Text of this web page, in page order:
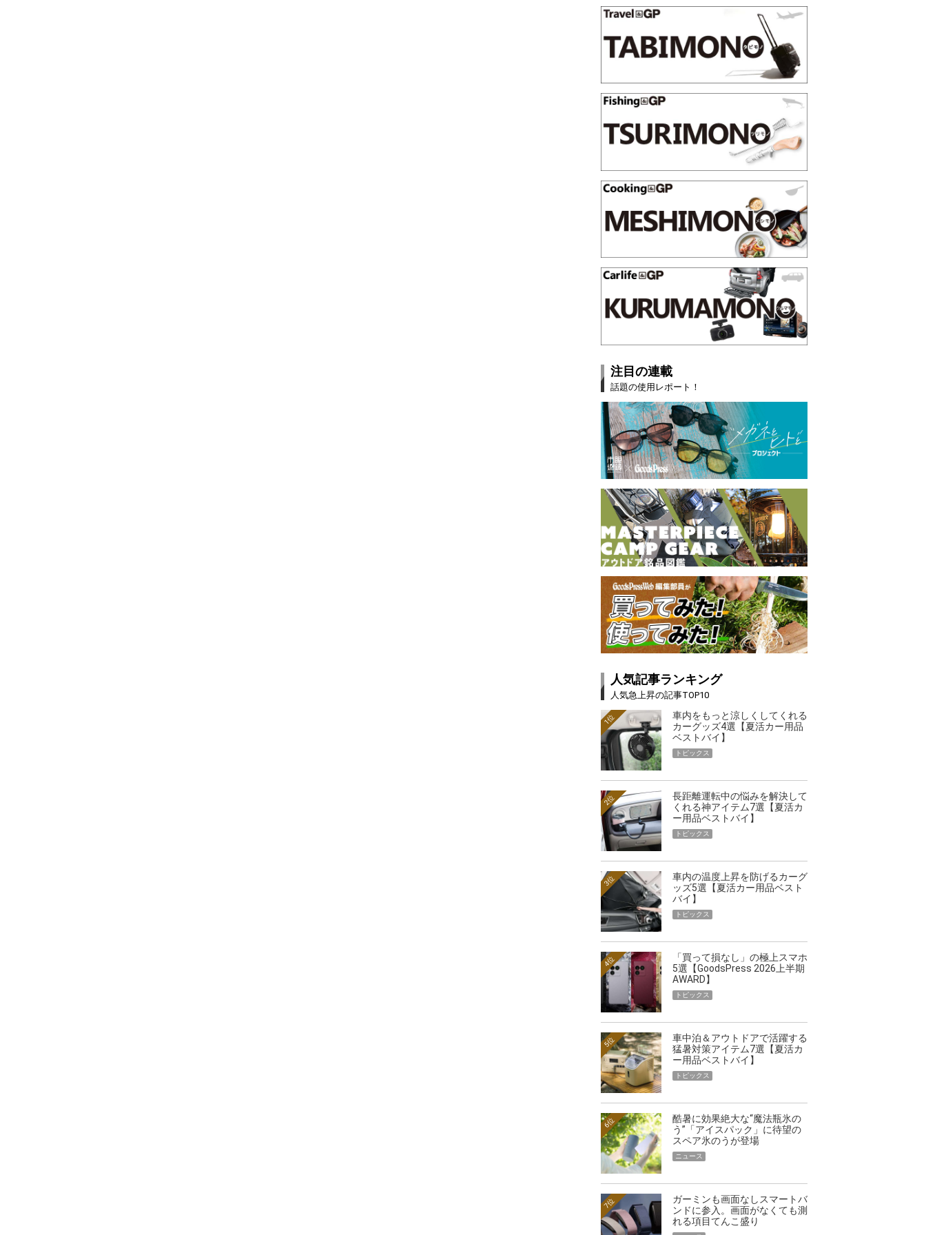
注目の連載
話題の使用レポート！
人気記事ランキング
人気急上昇の記事TOP10
車内をもっと涼しくしてくれる
カーグッズ4選【夏活カー用品
ベストバイ】
1位
トピックス
長距離運転中の悩みを解決して
くれる神アイテム7選【夏活カ
ー用品ベストバイ】
2位
トピックス
車内の温度上昇を防げるカーグ
ッズ5選【夏活カー用品ベスト
バイ】
3位
トピックス
「買って損なし」の極上スマホ
5選【GoodsPress 2026上半期
AWARD】
4位
トピックス
車中泊＆アウトドアで活躍する
猛暑対策アイテム7選【夏活カ
ー用品ベストバイ】
5位
トピックス
酷暑に効果絶大な“魔法瓶氷の
う”「アイスパック」に待望の
スペア氷のうが登場
6位
ニュース
ガーミンも画面なしスマートバ
ンドに参入。画面がなくても測
れる項目てんこ盛り
7位